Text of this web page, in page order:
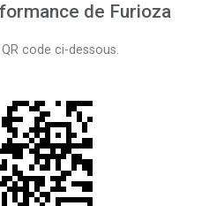
de Furioza
code ci-dessous.